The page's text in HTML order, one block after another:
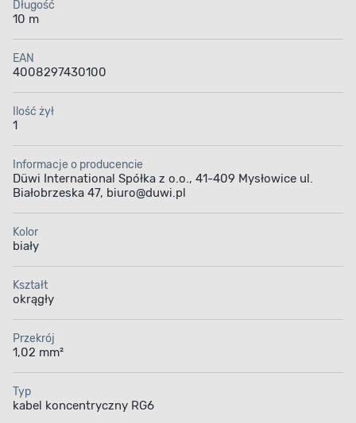
Długość
10 m
EAN
4008297430100
Ilość żył
1
Informacje o producencie
Düwi International Spółka z o.o., 41-409 Mysłowice ul.
Białobrzeska 47, biuro@duwi.pl
Kolor
biały
Kształt
okrągły
Przekrój
1,02 mm²
Typ
kabel koncentryczny RG6